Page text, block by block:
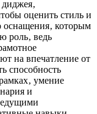
оценить стиль и
оснащения‚ которым
роль‚ ведь
на впечатление от
способность
умение
и